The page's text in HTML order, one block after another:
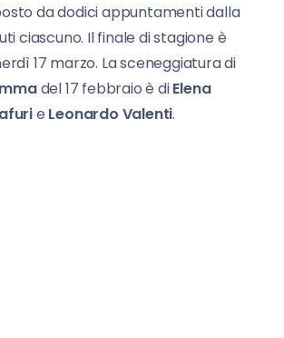
da dodici appuntamenti dalla
ciascuno. Il finale di stagione è
17 marzo. La sceneggiatura di
del 17 febbraio è diElena
e Leonardo Valenti.